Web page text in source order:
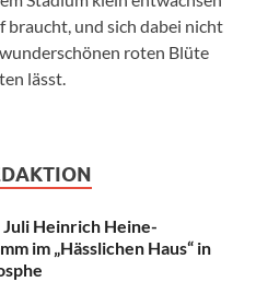
braucht, und sich dabei nicht
roten Blüte
lässt.
Juli Heinrich Heine-
im „Hässlichen Haus“ in